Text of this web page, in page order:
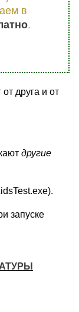
в
.
друга и от
другие
запуске